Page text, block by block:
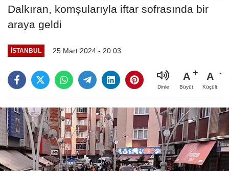
Dalkıran, komşularıyla iftar sofrasında bir
araya geldi
İSTANBUL 25 Mart 2024 - 20:03
Dinle
A
Büyüt
A
Küçült